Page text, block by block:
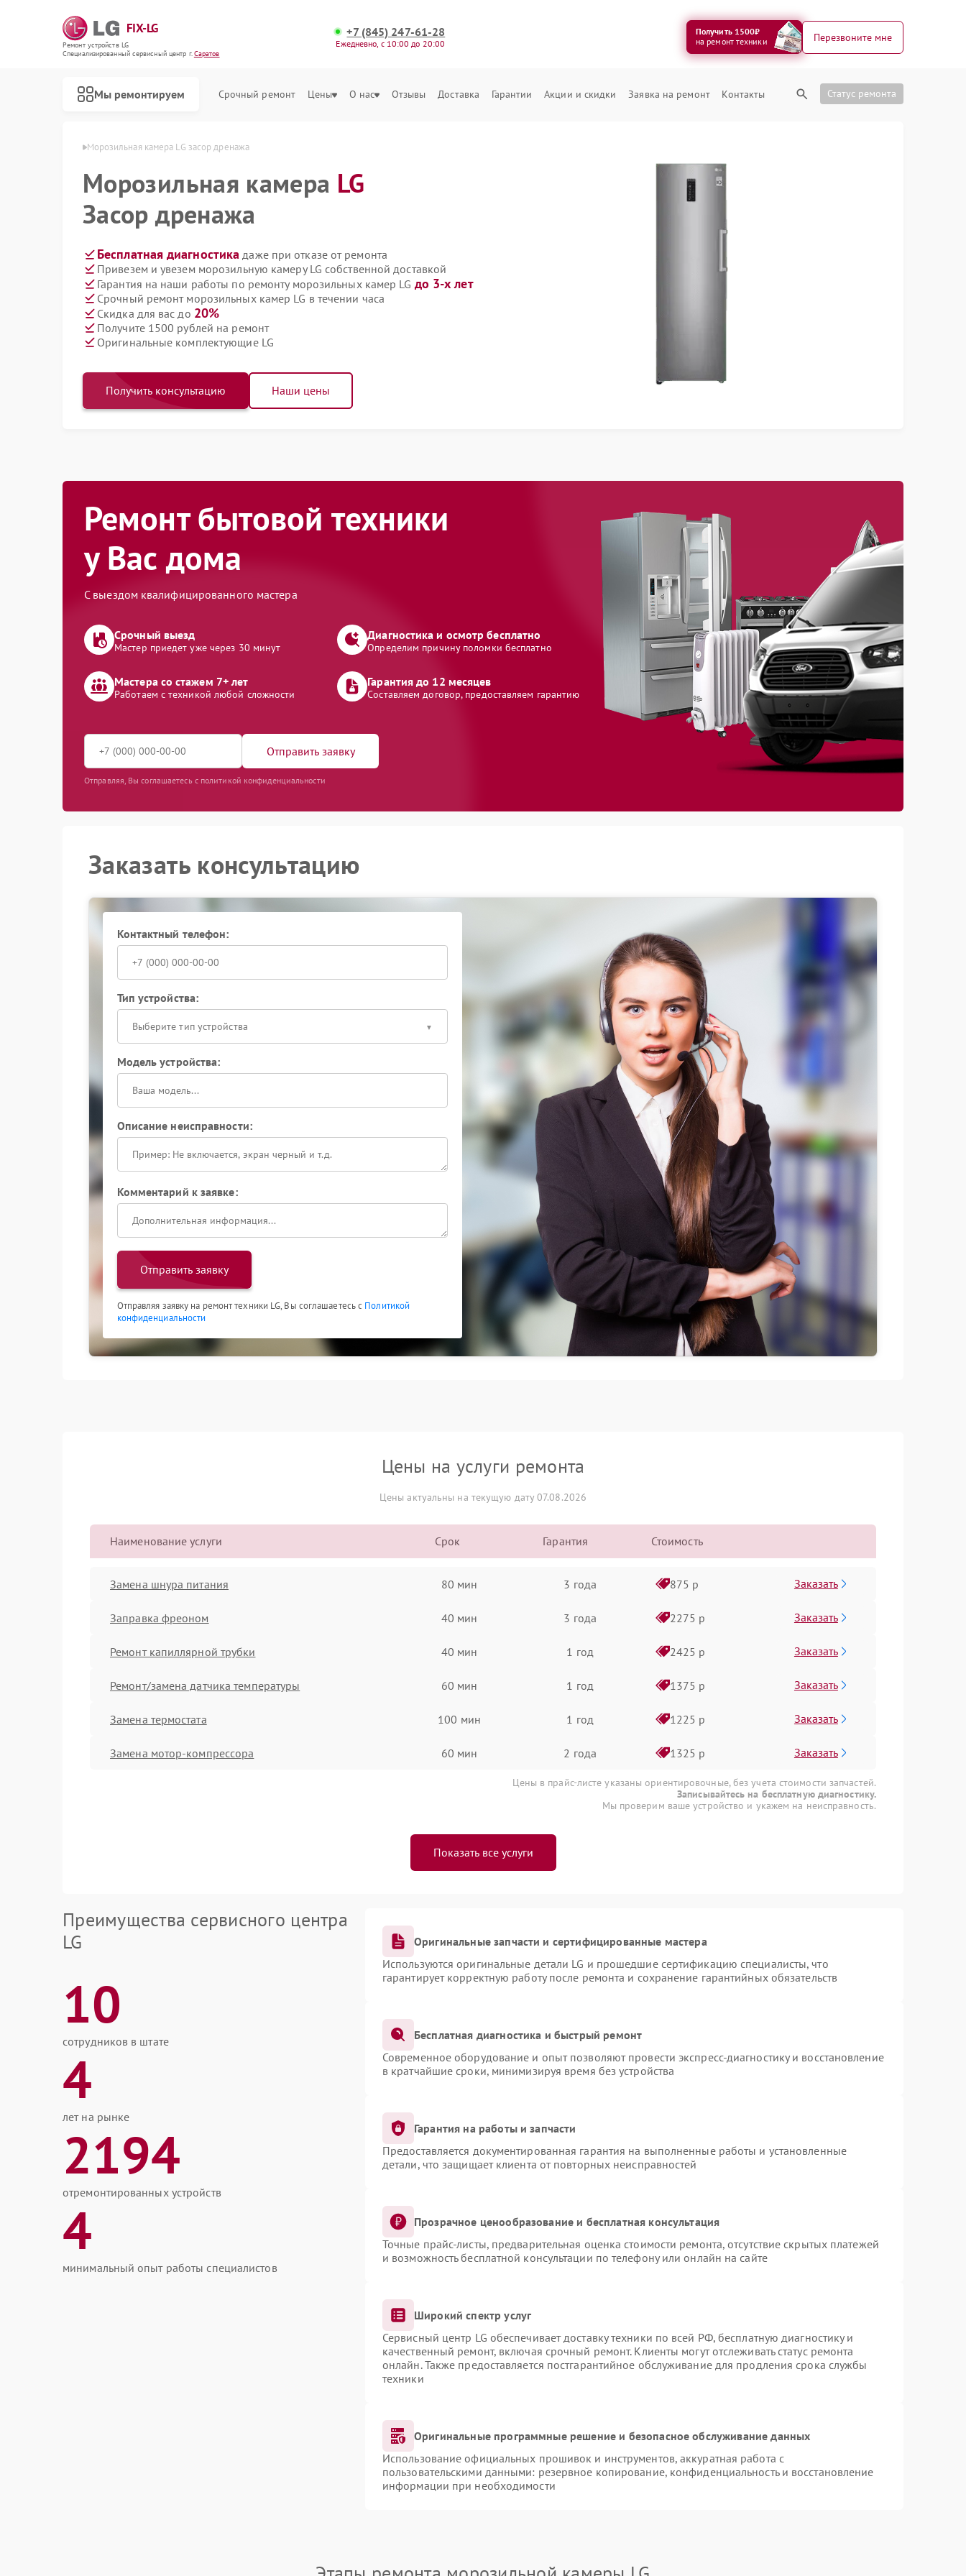
FIX-LG
Ремонт устройств LG
Специализированный cервисный центр г.Саратов
+7 (845) 247-61-28
Ежедневно, с 10:00 до 20:00
Получить 1500₽
на ремонт техники
Перезвоните мне
Мы ремонтируем Срочный ремонт Цены О нас Отзывы Доставка Гарантии Акции и скидки Заявка на ремонт Контакты Статус ремонта
Морозильная камера LG засор дренажа
Морозильная камера LG
Засор дренажа
Бесплатная диагностика даже при отказе от ремонта
Привезем и увезем морозильную камеру LG собственной доставкой
Гарантия на наши работы по ремонту морозильных камер LG до 3-х лет
Срочный ремонт морозильных камер LG в течении часа
Скидка для вас до 20%
Получите 1500 рублей на ремонт
Оригинальные комплектующие LG
Получить консультацию Наши цены
Ремонт бытовой техники
у Вас дома
С выездом квалифицированного мастера
Срочный выезд
Мастер приедет уже через 30 минут
Диагностика и осмотр бесплатно
Определим причину поломки бесплатно
Мастера со стажем 7+ лет
Работаем с техникой любой сложности
Гарантия до 12 месяцев
Составляем договор, предоставляем гарантию
Отправить заявку
Отправляя, Вы соглашаетесь с политикой конфиденциальности
Заказать консультацию
Контактный телефон:
Тип устройства:
Выберите тип устройства
Модель устройства:
Описание неисправности:
Комментарий к заявке:
Отправить заявку
Отправляя заявку на ремонт техники LG, Вы соглашаетесь с Политикой
конфиденциальности
Цены на услуги ремонта
Цены актуальны на текущую дату 07.08.2026
Наименование услуги Срок Гарантия Стоимость
Замена шнура питания 80 мин 3 года 875 р Заказать
Заправка фреоном 40 мин 3 года 2275 р Заказать
Ремонт капиллярной трубки 40 мин 1 год 2425 р Заказать
Ремонт/замена датчика температуры 60 мин 1 год 1375 р Заказать
Замена термостата 100 мин 1 год 1225 р Заказать
Замена мотор-компрессора 60 мин 2 года 1325 р Заказать
Цены в прайс-листе указаны ориентировочные, без учета стоимости запчастей.
Записывайтесь на бесплатную диагностику.
Мы проверим ваше устройство и укажем на неисправность.
Показать все услуги
Преимущества сервисного центра
LG
10
сотрудников в штате
4
лет на рынке
2194
отремонтированных устройств
4
минимальный опыт работы специалистов
Оригинальные запчасти и сертифицированные мастера
Используются оригинальные детали LG и прошедшие сертификацию специалисты, что
гарантирует корректную работу после ремонта и сохранение гарантийных обязательств
Бесплатная диагностика и быстрый ремонт
Современное оборудование и опыт позволяют провести экспресс-диагностику и восстановление
в кратчайшие сроки, минимизируя время без устройства
Гарантия на работы и запчасти
Предоставляется документированная гарантия на выполненные работы и установленные
детали, что защищает клиента от повторных неисправностей
Прозрачное ценообразование и бесплатная консультация
Точные прайс-листы, предварительная оценка стоимости ремонта, отсутствие скрытых платежей
и возможность бесплатной консультации по телефону или онлайн на сайте
Широкий спектр услуг
Сервисный центр LG обеспечивает доставку техники по всей РФ, бесплатную диагностику и
качественный ремонт, включая срочный ремонт. Клиенты могут отслеживать статус ремонта
онлайн. Также предоставляется постгарантийное обслуживание для продления срока службы
техники
Оригинальные программные решение и безопасное обслуживание данных
Использование официальных прошивок и инструментов, аккуратная работа с
пользовательскими данными: резервное копирование, конфиденциальность и восстановление
информации при необходимости